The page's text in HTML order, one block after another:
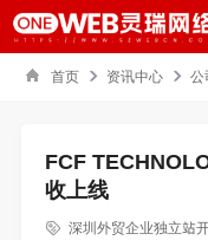
首页 资讯中心 公
FCF
收上线
深圳外贸企业独立站